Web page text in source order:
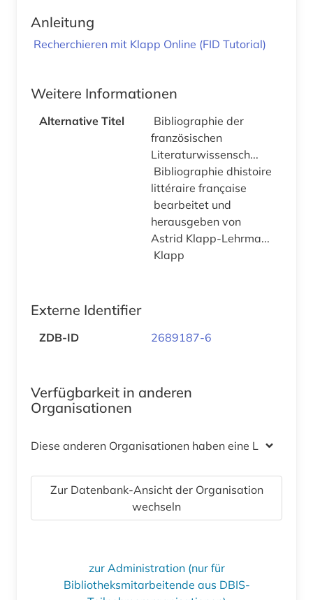
Anleitung
Recherchieren mit Klapp Online (FID Tutorial)
Weitere Informationen
Alternative Titel
Bibliographie der
französischen
Literaturwissensch...
Bibliographie dhistoire
littéraire française
bearbeitet und
herausgeben von
Astrid Klapp-Lehrma...
Klapp
Externe Identifier
ZDB-ID 2689187-6
Verfügbarkeit in anderen
Organisationen
Diese anderen Organisationen haben eine Lizenz
Zur Datenbank-Ansicht der Organisation
wechseln
zur Administration (nur für
Bibliotheksmitarbeitende aus DBIS-